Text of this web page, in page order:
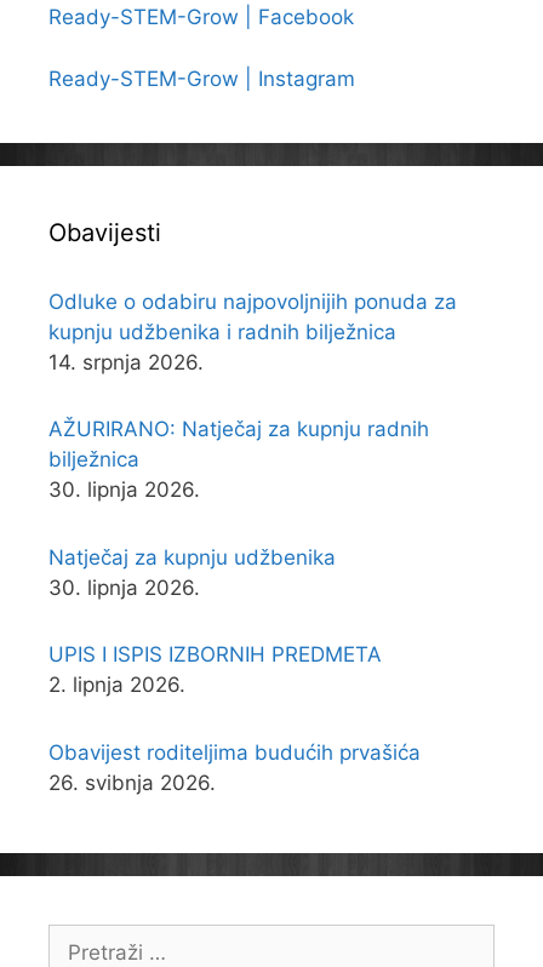
Ready-STEM-Grow | Facebook
Ready-STEM-Grow | Instagram
Obavijesti
Odluke o odabiru najpovoljnijih ponuda za
kupnju udžbenika i radnih bilježnica
14. srpnja 2026.
AŽURIRANO: Natječaj za kupnju radnih
bilježnica
30. lipnja 2026.
Natječaj za kupnju udžbenika
30. lipnja 2026.
UPIS I ISPIS IZBORNIH PREDMETA
2. lipnja 2026.
Obavijest roditeljima budućih prvašića
26. svibnja 2026.